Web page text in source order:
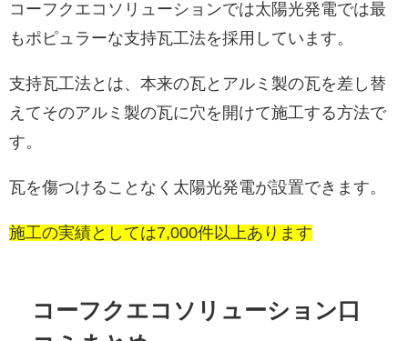
コーフクエコソリューションでは太陽光発電では最
もポピュラーな支持瓦工法を採用しています。
支持瓦工法とは、本来の瓦とアルミ製の瓦を差し替
えてそのアルミ製の瓦に穴を開けて施工する方法で
す。
瓦を傷つけることなく太陽光発電が設置できます。
施工の実績としては7,000件以上あります
コーフクエコソリューション口